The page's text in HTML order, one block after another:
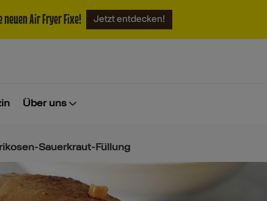
Air Fryer Fixe! Jetzt entdecken!
Über uns
Sauerkraut-Füllung